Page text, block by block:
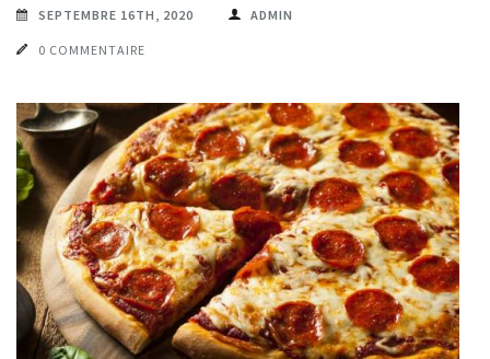
SEPTEMBRE 16TH, 2020 ADMIN
0 COMMENTAIRE